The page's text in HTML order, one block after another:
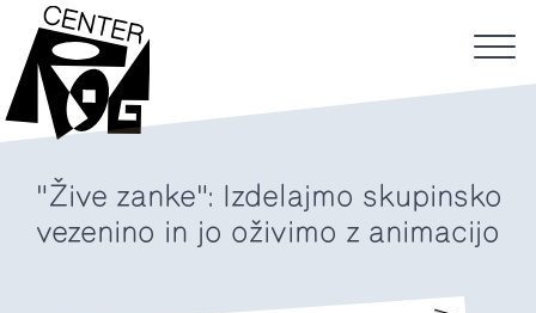
"Žive zanke": Izdelajmo skupinsko
vezenino in jo oživimo z animacijo